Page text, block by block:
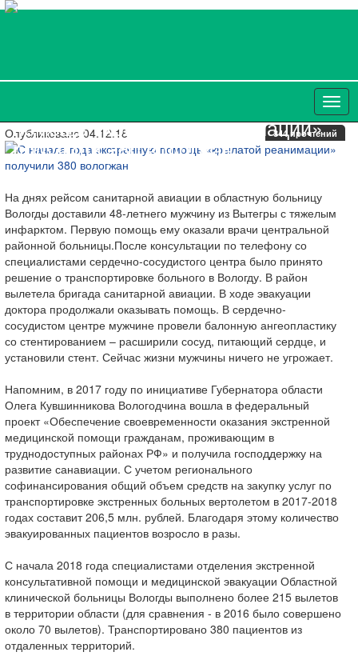
Опубликовано 04.12.18 344 прочтений
помощь «крылатой реанимации»
получили 380 вологжан
На днях рейсом санитарной авиации в областную больницу
Вологды доставили 48-летнего мужчину из Вытегры с тяжелым
инфарктом. Первую помощь ему оказали врачи центральной
районной больницы.После консультации по телефону со
специалистами сердечно-сосудистого центра было принято
решение о транспортировке больного в Вологду. В район
вылетела бригада санитарной авиации. В ходе эвакуации
доктора продолжали оказывать помощь. В сердечно-
сосудистом центре мужчине провели балонную ангеопластику
со стентированием – расширили сосуд, питающий сердце, и
установили стент. Сейчас жизни мужчины ничего не угрожает.
Напомним, в 2017 году по инициативе Губернатора области
Олега Кувшинникова Вологодчина вошла в федеральный
проект «Обеспечение своевременности оказания экстренной
медицинской помощи гражданам, проживающим в
труднодоступных районах РФ» и получила господдержку на
развитие санавиации. С учетом регионального
софинансирования общий объем средств на закупку услуг по
транспортировке экстренных больных вертолетом в 2017-2018
годах составит 206,5 млн. рублей. Благодаря этому количество
эвакуированных пациентов возросло в разы.
С начала 2018 года специалистами отделения экстренной
консультативной помощи и медицинской эвакуации Областной
клинической больницы Вологды выполнено более 215 вылетов
в территории области (для сравнения - в 2016 было совершено
около 70 вылетов). Транспортировано 380 пациентов из
отдаленных территорий.